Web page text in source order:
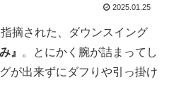
2025.01.25
摘された、ダウンスイング
』
。とにかく腕が詰まってし
が出来ずにダフりや引っ掛け